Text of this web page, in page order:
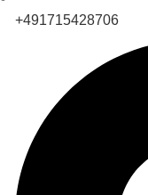
+491715428706